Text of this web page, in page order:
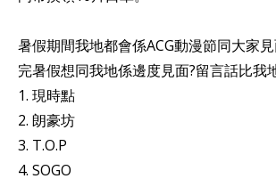
暑假期間我地都會係ACG動漫節同大家
完暑假想同我地係邊度見面?留言話比我
1. 現時點
2. 朗豪坊
3. T.O.P
4. SOGO